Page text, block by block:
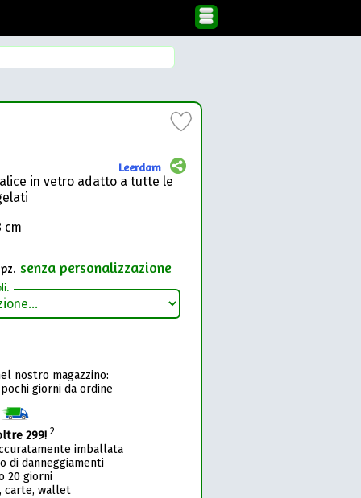
Leerdam
in vetro adatto a tutte le
cm
senza personalizzazione
nostro magazzino:
giorni da ordine
299! 2
imballata
di danneggiamenti
20 giorni
carte, wallet